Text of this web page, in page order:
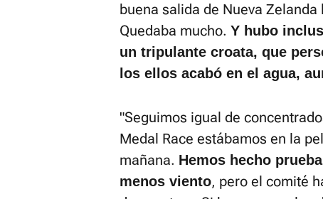
buena salida de Nueva
Quedaba mucho. Y hubo
un tripulante croata, que
los ellos acabó en el agua,
"Seguimos igual de
Medal Race estábamos en la
mañana. Hemos hecho
menos viento, pero el comité